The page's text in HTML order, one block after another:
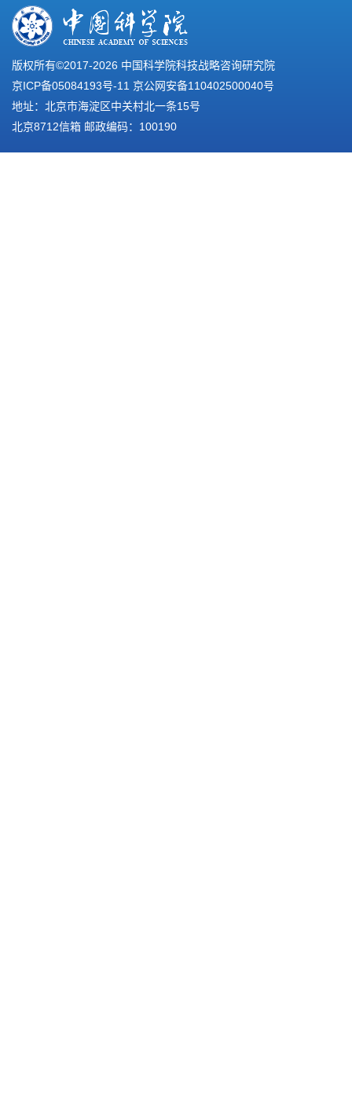
版权所有©2017-2026 中国科学院科技战略咨询研究院
京ICP备05084193号-11 京公网安备110402500040号
地址：北京市海淀区中关村北一条15号
北京8712信箱 邮政编码：100190